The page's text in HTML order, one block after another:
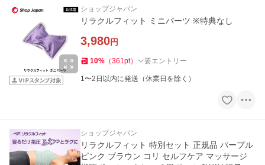
ショップジャパン
リラクルフィット ミニパーツ ※特典なし
3,980円
10% （361pt） 要エントリー
1〜2日以内に発送（休業日を除く）
ショップジャパン
リラクルフィット 特別セット 正規品 パープル
ピンク ブラウン コリ セルフケア マッサージ